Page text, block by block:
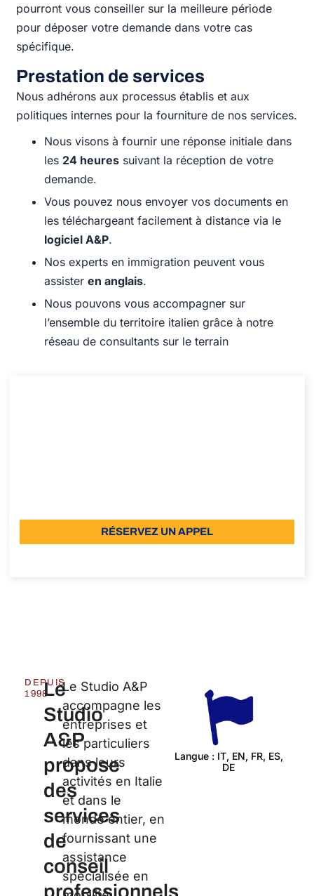
pourront vous conseiller sur la meilleure période
pour déposer votre demande dans votre cas
spécifique.
Prestation de services
Nous adhérons aux processus établis et aux
politiques internes pour la fourniture de nos services.
Nous visons à fournir une réponse initiale dans
les 24 heures suivant la réception de votre
demande.
Vous pouvez nous envoyer vos documents en
les téléchargeant facilement à distance via le
logiciel A&P.
Nos experts en immigration peuvent vous
assisteren anglais.
Nous pouvons vous accompagner sur
l’ensemble du territoire italien grâce à notre
réseau de consultants sur le terrain
RÉSERVEZ UN APPEL
DEPUIS
1998Le
Studio
A&P
propose
des
services
de
conseil
Le Studio A&P
accompagne les
entreprises et
les particuliers
dans leurs
activités en Italie
et dans le monde
entier, en
fournissant une
assistance
spécialisée en
Langue : IT, EN, FR,
ES, DE